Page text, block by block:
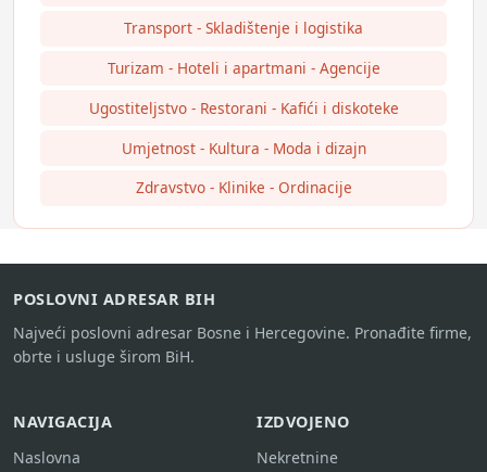
Transport - Skladištenje i logistika
Turizam - Hoteli i apartmani - Agencije
Ugostiteljstvo - Restorani - Kafići i diskoteke
Umjetnost - Kultura - Moda i dizajn
Zdravstvo - Klinike - Ordinacije
POSLOVNI ADRESAR BIH
Najveći poslovni adresar Bosne i Hercegovine. Pronađite firme,
obrte i usluge širom BiH.
NAVIGACIJA
Naslovna
IZDVOJENO
Nekretnine